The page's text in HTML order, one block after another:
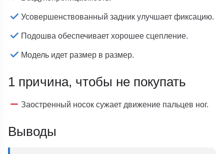
Усовершенствованный задник улучшает фиксацию.
Подошва обеспечивает хорошее сцепление.
Модель идет размер в размер.
1 причина, чтобы не покупать
Заостренный носок сужает движение пальцев ног.
Выводы